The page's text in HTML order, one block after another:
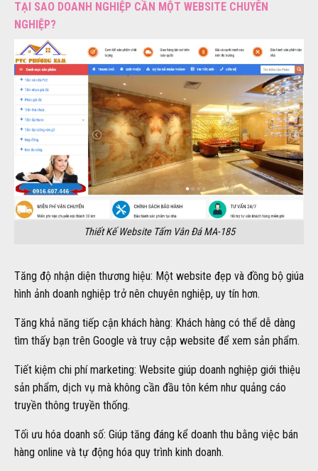
TẠI SAO DOANH NGHIỆP CẦN MỘT WEBSITE CHUYÊN
NGHIỆP?
Thiết Kế Website Tấm Vân Đá MA-185
Tăng độ nhận diện thương hiệu: Một website đẹp và đồng bộ giúa
hình ảnh doanh nghiệp trở nên chuyên nghiệp, uy tín hơn.
Tăng khả năng tiếp cận khách hàng: Khách hàng có thể dễ dàng
tìm thấy bạn trên Google và truy cập website để xem sản phẩm.
Tiết kiệm chi phí marketing: Website giúp doanh nghiệp giới thiệu
sản phẩm, dịch vụ mà không cần đầu tôn kém như quảng cáo
truyền thông truyền thống.
Tối ưu hóa doanh số: Giúp tăng đáng kể doanh thu bằng việc bán
hàng online và tự động hóa quy trình kinh doanh.